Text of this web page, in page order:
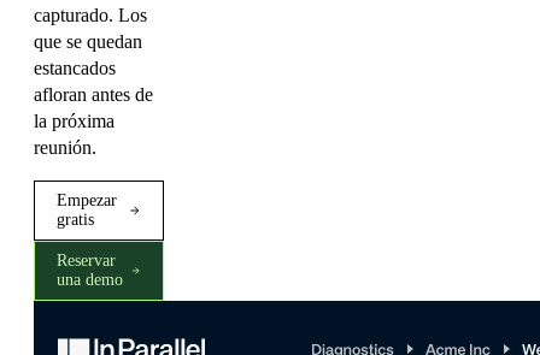
capturado. Los
que se quedan
estancados
afloran antes de
la próxima
reunión.
Empezar
gratis
Reservar
una demo